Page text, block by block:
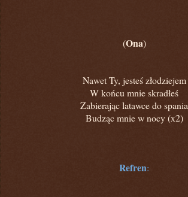
(Ona)
Nawet Ty, jesteś złodziejem
W końcu mnie skradłeś
Zabierając latawce do spania
Budząc mnie w nocy (x2)
Refren: